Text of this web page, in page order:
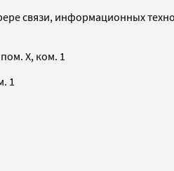
связи, информационных
X, ком. 1
1